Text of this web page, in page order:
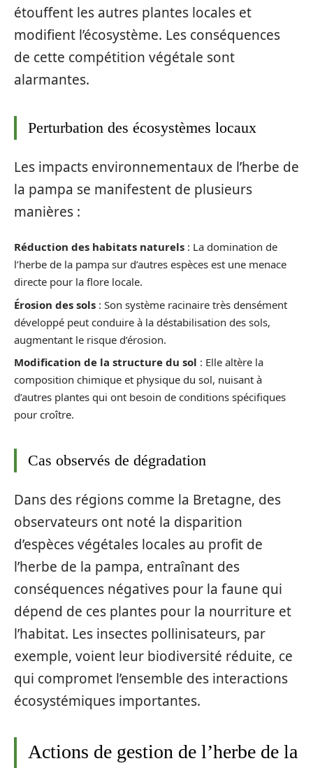
étouffent les autres plantes locales et
modifient l’écosystème. Les conséquences
de cette compétition végétale sont
alarmantes.
Perturbation des écosystèmes locaux
Les impacts environnementaux de l’herbe de
la pampa se manifestent de plusieurs
manières :
Réduction des habitats naturels : La domination de
l’herbe de la pampa sur d’autres espèces est une menace
directe pour la flore locale.
Érosion des sols : Son système racinaire très densément
développé peut conduire à la déstabilisation des sols,
augmentant le risque d’érosion.
Modification de la structure du sol : Elle altère la
composition chimique et physique du sol, nuisant à
d’autres plantes qui ont besoin de conditions spécifiques
pour croître.
Cas observés de dégradation
Dans des régions comme la Bretagne, des
observateurs ont noté la disparition
d’espèces végétales locales au profit de
l’herbe de la pampa, entraînant des
conséquences négatives pour la faune qui
dépend de ces plantes pour la nourriture et
l’habitat. Les insectes pollinisateurs, par
exemple, voient leur biodiversité réduite, ce
qui compromet l’ensemble des interactions
écosystémiques importantes.
Actions de gestion de l’herbe de la